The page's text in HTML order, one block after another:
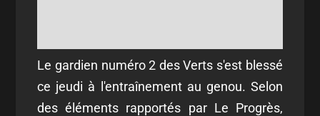
Le gardien numéro 2 des Verts s'est blessé
ce jeudi à l'entraînement au genou. Selon
des éléments rapportés par Le Progrès,